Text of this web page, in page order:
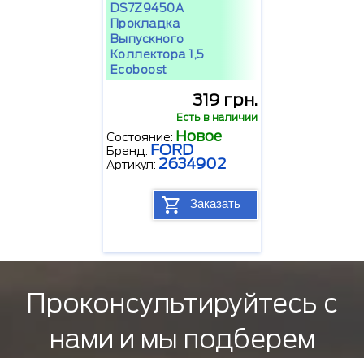
DS7Z9450A
Прокладка
Выпускного
Коллектора 1,5
Ecoboost
319 грн.
Есть в наличии
Состояние: Новое
Бренд: FORD
Артикул: 2634902
Заказать
Проконсультируйтесь с
нами и мы подберем